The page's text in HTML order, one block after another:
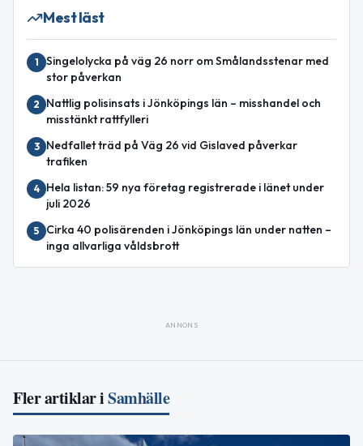
Mest läst
1
Singelolycka på väg 26 norr om Smålandsstenar med
stor påverkan
2
Nattlig polisinsats i Jönköpings län – misshandel och
misstänkt rattfylleri
3
Nedfallet träd på Väg 26 vid Gislaved påverkar
trafiken
4
Hela listan: 59 nya företag registrerade i länet under
juli 2026
5
Cirka 40 polisärenden i Jönköpings län under natten –
inga allvarliga våldsbrott
ANNONS
Fler artiklar iSamhälle